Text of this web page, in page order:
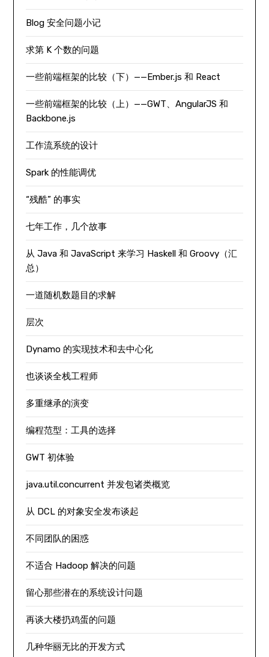
Blog 安全问题小记
求第 K 个数的问题
一些前端框架的比较（下）——Ember.js 和 React
一些前端框架的比较（上）——GWT、AngularJS 和
Backbone.js
工作流系统的设计
Spark 的性能调优
“残酷” 的事实
七年工作，几个故事
从 Java 和 JavaScript 来学习 Haskell 和 Groovy（汇
总）
一道随机数题目的求解
层次
Dynamo 的实现技术和去中心化
也谈谈全栈工程师
多重继承的演变
编程范型：工具的选择
GWT 初体验
java.util.concurrent 并发包诸类概览
从 DCL 的对象安全发布谈起
不同团队的困惑
不适合 Hadoop 解决的问题
留心那些潜在的系统设计问题
再谈大楼扔鸡蛋的问题
几种华丽无比的开发方式